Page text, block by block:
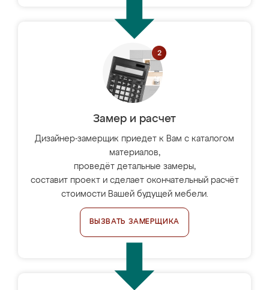
Замер и расчет
Дизайнер-замерщик приедет к Вам с каталогом
материалов,
проведёт детальные замеры,
составит проект и сделает окончательный расчёт
стоимости Вашей будущей мебели.
ВЫЗВАТЬ ЗАМЕРЩИКА